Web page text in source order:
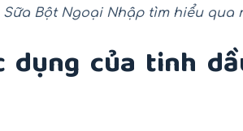
Bột Ngoại Nhập tìm hiểu qua
dụng của tinh